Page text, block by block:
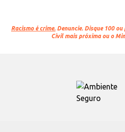
Racismo é crime. Denuncie. Disque 100
Civil mais próxima ou o